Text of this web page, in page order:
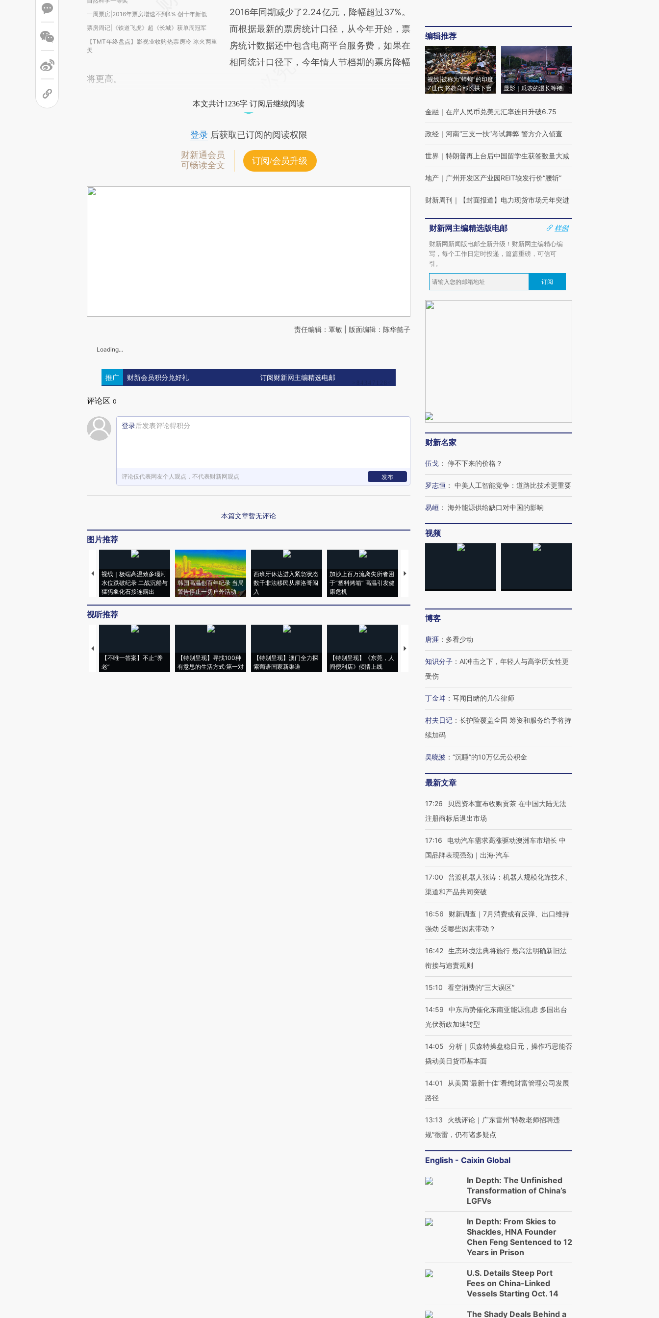
一周票房|2016年票房增速不到4% 创十年新低
票房周记|《铁道飞虎》超《长城》获单周冠军
【TMT年终盘点】影视业收购热票房冷 冰火两重
天
2016年同期减少了2.24亿元，降幅超过37%。
而根据最新的票房统计口径，从今年开始，票
房统计数据还中包含电商平台服务费，如果在
相同统计口径下，今年情人节档期的票房降幅
将更高。
本文共计1236字 订阅后继续阅读
登录后获取已订阅的阅读权限
财新通会员
可畅读全文
订阅/会员升级
责任编辑：覃敏 | 版面编辑：陈华懿子
Loading...
推广 财新会员积分兑好礼 订阅财新网主编精选电邮
评论区 0
登录后发表评论得积分
评论仅代表网友个人观点，不代表财新网观点 发布
本篇文章暂无评论
图片推荐
视线｜极端高温致多瑙河
水位跌破纪录 二战沉船与
猛犸象化石接连露出
韩国高温创百年纪录 当局
警告停止一切户外活动
西班牙休达进入紧急状态
数千非法移民从摩洛哥闯
入
加沙上百万流离失所者困
于“塑料烤箱” 高温引发健
康危机
视线｜HYROX的吸金
心“花钱找虐”？
毒品
育部长拱下台
视听推荐
【不唯一答案】不止“养
老”
【特别呈现】寻找100种
有意思的生活方式·第一对
【特别呈现】澳门全力探
索葡语国家新渠道
【特别呈现】《东莞，人
间便利店》倾情上线
【推广】走进第四届链博
会，让数智科技“链”接产
【特别呈现】寻找100种
有意思的生活方式·第三对
【商旅对话】华住集团
CFO：不靠规模取胜，华
住三大增长引擎是什么？
编辑推荐
视线|被称为“蟑螂”的印度
Z世代 将教育部长拱下台
显影｜瓜农的漫长等待
金融 ｜ 在岸人民币兑美元汇率连日升破6.75
政经 ｜ 河南“三支一扶”考试舞弊 警方介入侦查
世界 ｜ 特朗普再上台后中国留学生获签数量大减
地产 ｜ 广州开发区产业园REIT较发行价“腰斩”
财新周刊 ｜ 【封面报道】电力现货市场元年突进
财新网主编精选版电邮
样例
财新网新闻版电邮全新升级！财新网主编精心编
写，每个工作日定时投递，篇篇重磅，可信可
引。
订阅
财新名家
伍戈 ： 停不下来的价格？
罗志恒 ： 中美人工智能竞争：道路比技术更重要
易峘 ： 海外能源供给缺口对中国的影响
视频
博客
唐涯 ： 多看少动
知识分子 ： AI冲击之下，年轻人与高学历女性更
受伤
丁金坤 ： 耳闻目睹的几位律师
村夫日记 ： 长护险覆盖全国 筹资和服务给予将持
续加码
吴晓波 ： “沉睡”的10万亿元公积金
最新文章
17:26
贝恩资本宣布收购贡茶 在中国大陆无法
注册商标后退出市场
17:16
电动汽车需求高涨驱动澳洲车市增长 中
国品牌表现强劲｜出海·汽车
17:00
普渡机器人张涛：机器人规模化靠技术、
渠道和产品共同突破
16:56
财新调查｜7月消费或有反弹、出口维持
强劲 受哪些因素带动？
16:42 生态环境法典将施行 最高法明确新旧法
衔接与追责规则
15:10 看空消费的“三大误区”
14:59
中东局势催化东南亚能源焦虑 多国出台
光伏新政加速转型
14:05
分析｜贝森特操盘稳日元，操作巧思能否
撬动美日货币基本面
14:01
从美国“最新十佳”看纯财富管理公司发展
路径
13:13
火线评论｜广东雷州“特教老师招聘违
规”很雷，仍有诸多疑点
English - Caixin Global
In Depth: The Unfinished
Transformation of China’s
LGFVs
In Depth: From Skies to
Shackles, HNA Founder
Chen Feng Sentenced to 12
Years in Prison
U.S. Details Steep Port
Fees on China-Linked
Vessels Starting Oct. 14
The Shady Deals Behind a